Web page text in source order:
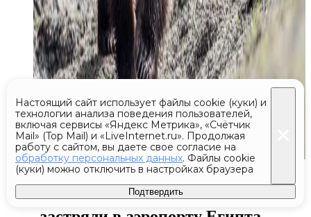
Сегодня 05:55
Россияне без еды и гостиницы
Настоящий сайт использует файлы cookie (куки) и
технологии анализа поведения пользователей,
включая сервисы «Яндекс Метрика», «Счётчик
Mail» (Top Mail) и «LiveInternet.ru». Продолжая
работу с сайтом, вы даете свое согласие на
обработку персональных данных. Файлы cookie
(куки) можно отключить в настройках браузера
Подтвердить